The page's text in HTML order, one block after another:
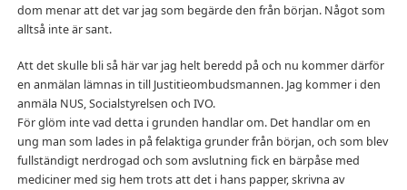
dom menar att det var jag som begärde den från början. Något som
alltså inte är sant.
Att det skulle bli så här var jag helt beredd på och nu kommer därför
en anmälan lämnas in till Justitieombudsmannen. Jag kommer i den
anmäla NUS, Socialstyrelsen och IVO.
För glöm inte vad detta i grunden handlar om. Det handlar om en
ung man som lades in på felaktiga grunder från början, och som blev
fullständigt nerdrogad och som avslutning fick en bärpåse med
mediciner med sig hem trots att det i hans papper, skrivna av